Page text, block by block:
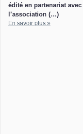
édité en partenariat avec
l’association (…)
En savoir plus »